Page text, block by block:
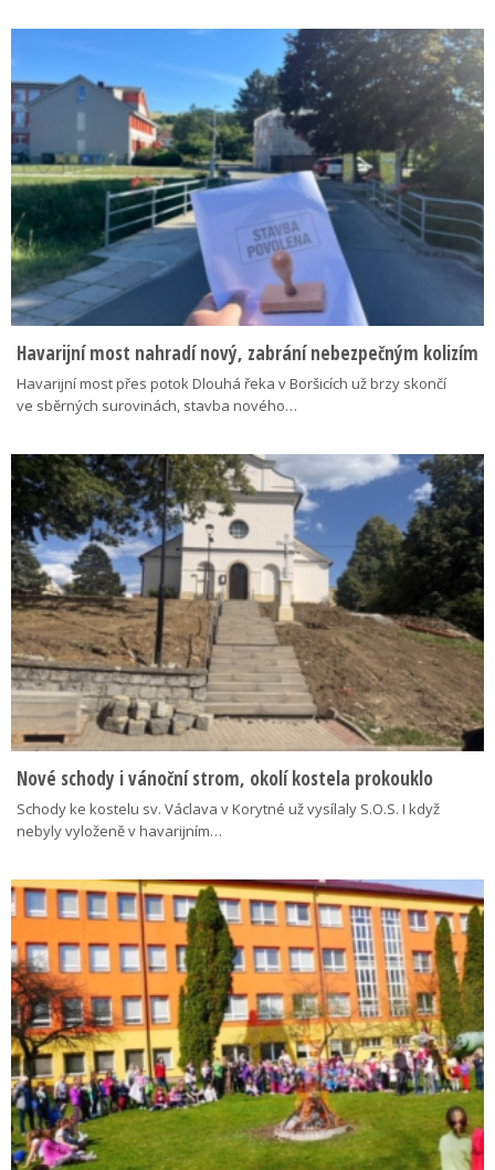
Havarijní most nahradí nový, zabrání nebezpečným kolizím
Havarijní most přes potok Dlouhá řeka v Boršicích už brzy skončí
ve sběrných surovinách, stavba nového…
Nové schody i vánoční strom, okolí kostela prokouklo
Schody ke kostelu sv. Václava v Korytné už vysílaly S.O.S. I když
nebyly vyloženě v havarijním…